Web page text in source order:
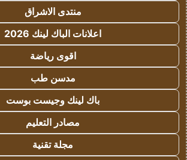
منتدى الاشراق
اعلانات الباك لينك 2026
اقوى رياضة
مدسن طب
باك لينك وجيست بوست
مصادر التعليم
مجلة تقنية